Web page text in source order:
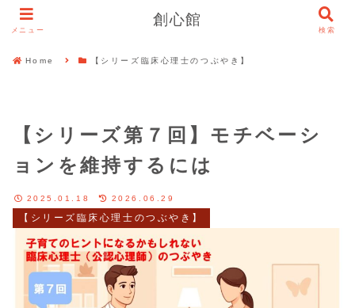
Home 【シリーズ臨床心理士のつぶやき】
【シリーズ第７回】モチベーシ
ョンを維持するには
【シリーズ臨床心理士のつぶやき】
2025.01.18 2026.06.29
メニュー
創心館
検索